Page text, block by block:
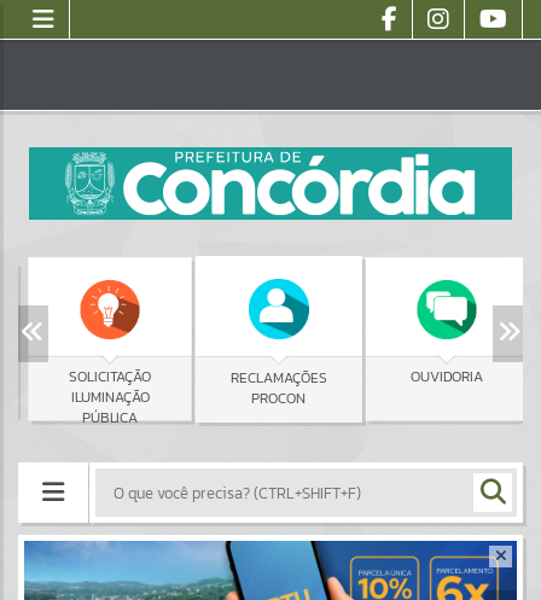
SOLICITAÇÃO
ILUMINAÇÃO
PÚBLICA
RECLAMAÇÕES
PROCON
OUVIDORIA